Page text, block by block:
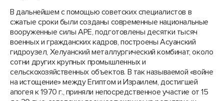
В дальнейшем с помощью советских специалистов в
сжатые сроки были созданы современные национальные
вооруженные силы АРЕ, подготовлены десятки тысяч
военных и гражданских кадров, построены Асуанский
гидроузел, Хелуанский металлургический комбинат, около
сотни других крупных промышленных и
сельскохозяйственных объектов. В так называемой «войне
на истощение» между Египтом и Израилем, достигшей
апогея к 1970 г., приняли непосредственное участие от 15